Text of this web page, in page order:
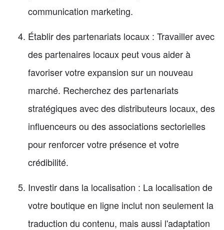
communication marketing.
Établir des partenariats locaux : Travailler avec
des partenaires locaux peut vous aider à
favoriser votre expansion sur un nouveau
marché. Recherchez des partenariats
stratégiques avec des distributeurs locaux, des
influenceurs ou des associations sectorielles
pour renforcer votre présence et votre
crédibilité.
Investir dans la localisation : La localisation de
votre boutique en ligne inclut non seulement la
traduction du contenu, mais aussi l'adaptation